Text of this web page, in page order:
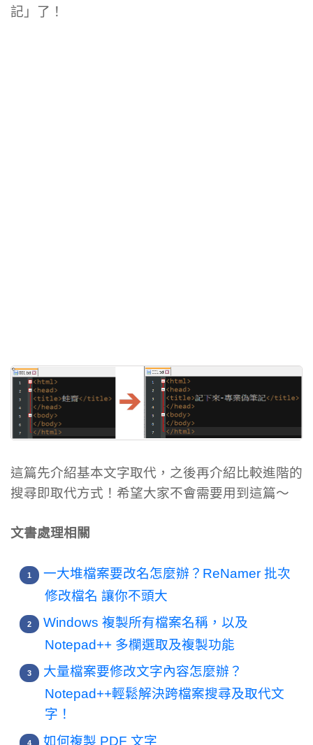
記」了！
這篇先介紹基本文字取代，之後再介紹比較進階的
搜尋即取代方式！希望大家不會需要用到這篇～
文書處理相關
一大堆檔案要改名怎麼辦？ReNamer 批次
修改檔名 讓你不頭大
Windows 複製所有檔案名稱，以及
Notepad++ 多欄選取及複製功能
大量檔案要修改文字內容怎麼辦？
Notepad++輕鬆解決跨檔案搜尋及取代文
字！
如何複製 PDF 文字